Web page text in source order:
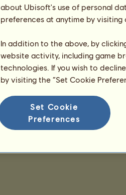
about Ubisoft's use of personal
preferences at anytime by
In addition to the above, by
website activity, including game
technologies. If you wish to
by visiting the “Set Cookie
Set Cookie
Preferences